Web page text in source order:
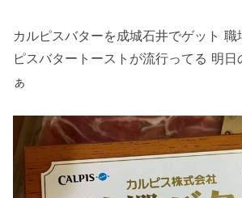
カルピスバターを成城石井でゲット
ピスバタートーストが流行ってる 明
ぁ